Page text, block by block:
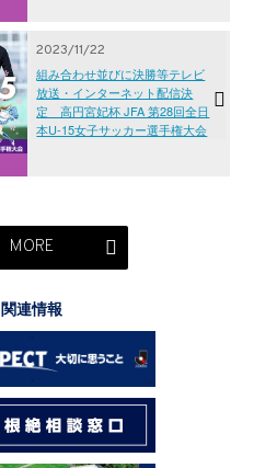
2023/11/22
組み合わせ並びに決勝等テレビ
放送・インターネット配信決
定 高円宮妃杯 JFA 第28回全日
本U-15女子サッカー選手権大会
MORE
関連情報